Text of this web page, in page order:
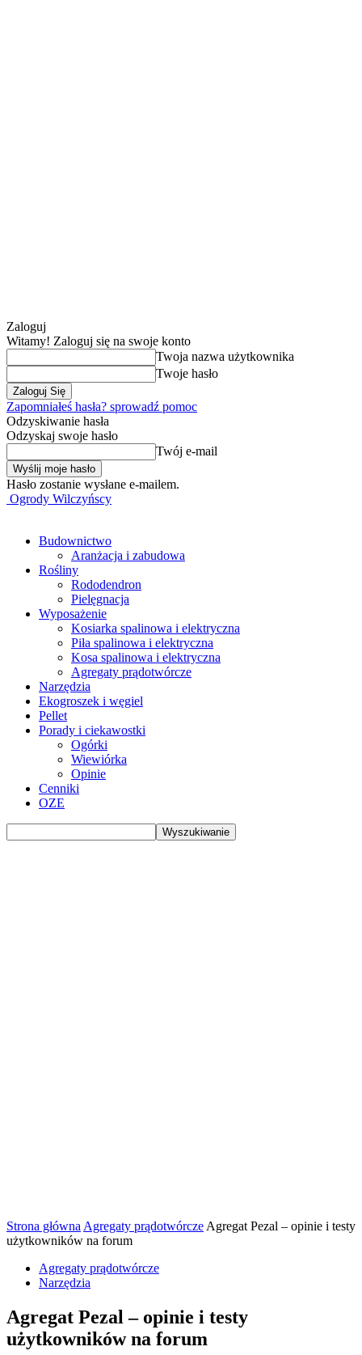
Zaloguj
Witamy! Zaloguj się na swoje konto
Twoja nazwa użytkownika
Twoje hasło
Zapomniałeś hasła? sprowadź pomoc
Odzyskiwanie hasła
Odzyskaj swoje hasło
Twój e-mail
Hasło zostanie wysłane e-mailem.
Ogrody Wilczyńscy
Budownictwo
Aranżacja i zabudowa
Rośliny
Rododendron
Pielęgnacja
Wyposażenie
Kosiarka spalinowa i elektryczna
Piła spalinowa i elektryczna
Kosa spalinowa i elektryczna
Agregaty prądotwórcze
Narzędzia
Ekogroszek i węgiel
Pellet
Porady i ciekawostki
Ogórki
Wiewiórka
Opinie
Cenniki
OZE
Strona główna Agregaty prądotwórcze Agregat Pezal – opinie i testy
użytkowników na forum
Agregaty prądotwórcze
Narzędzia
Agregat Pezal – opinie i testy
użytkowników na forum